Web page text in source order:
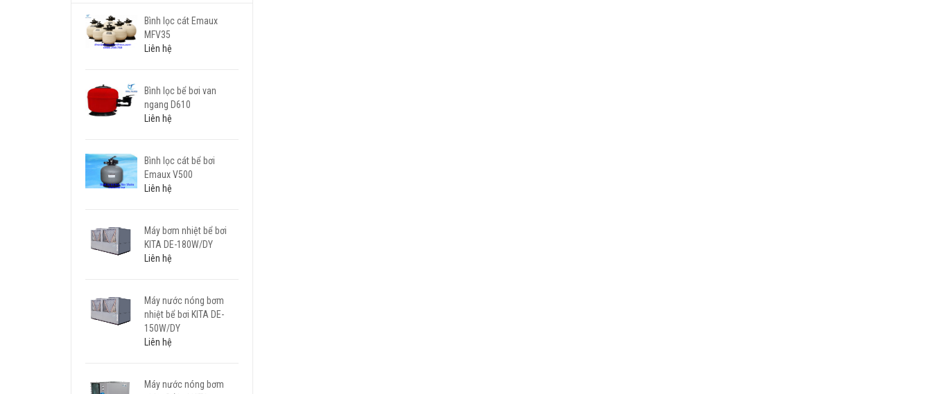
Bình lọc cát Emaux
MFV35
Liên hệ
Bình lọc bể bơi van
ngang D610
Liên hệ
Bình lọc cát bể bơi
Emaux V500
Liên hệ
Máy bơm nhiệt bể bơi
KITA DE-180W/DY
Liên hệ
Máy nước nóng bơm
nhiệt bể bơi KITA DE-
150W/DY
Liên hệ
Máy nước nóng bơm